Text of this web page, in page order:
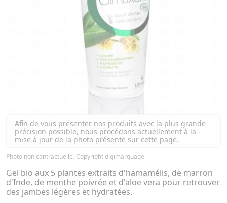
Afin de vous présenter nos produits avec la plus grande
précision possible, nous procédons actuellement à la
mise à jour de la photo présente sur cette page.
Photo non contractuelle. Copyright digimarquage
Gel bio aux 5 plantes extraits d'hamamélis, de marron
d'Inde, de menthe poivrée et d'aloe vera pour retrouver
des jambes légères et hydratées.